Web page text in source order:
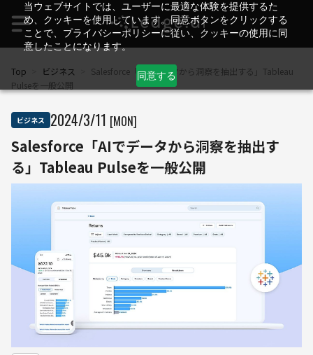
当ウェブサイトでは、ユーザーに最適な体験を提供するた
め、クッキーを使用しています。同意ボタンをクリックする
ことで、プライバシーポリシーに従い、クッキーの使用に同
意したことになります。
同意する
Top ビジネス
Salesforce「AIでデータから洞察を抽出する」Tableau
Pulseを一般公開
ビジネス 2024/3/11 [MON]
Salesforce「AIでデータから洞察を抽出す
る」Tableau Pulseを一般公開